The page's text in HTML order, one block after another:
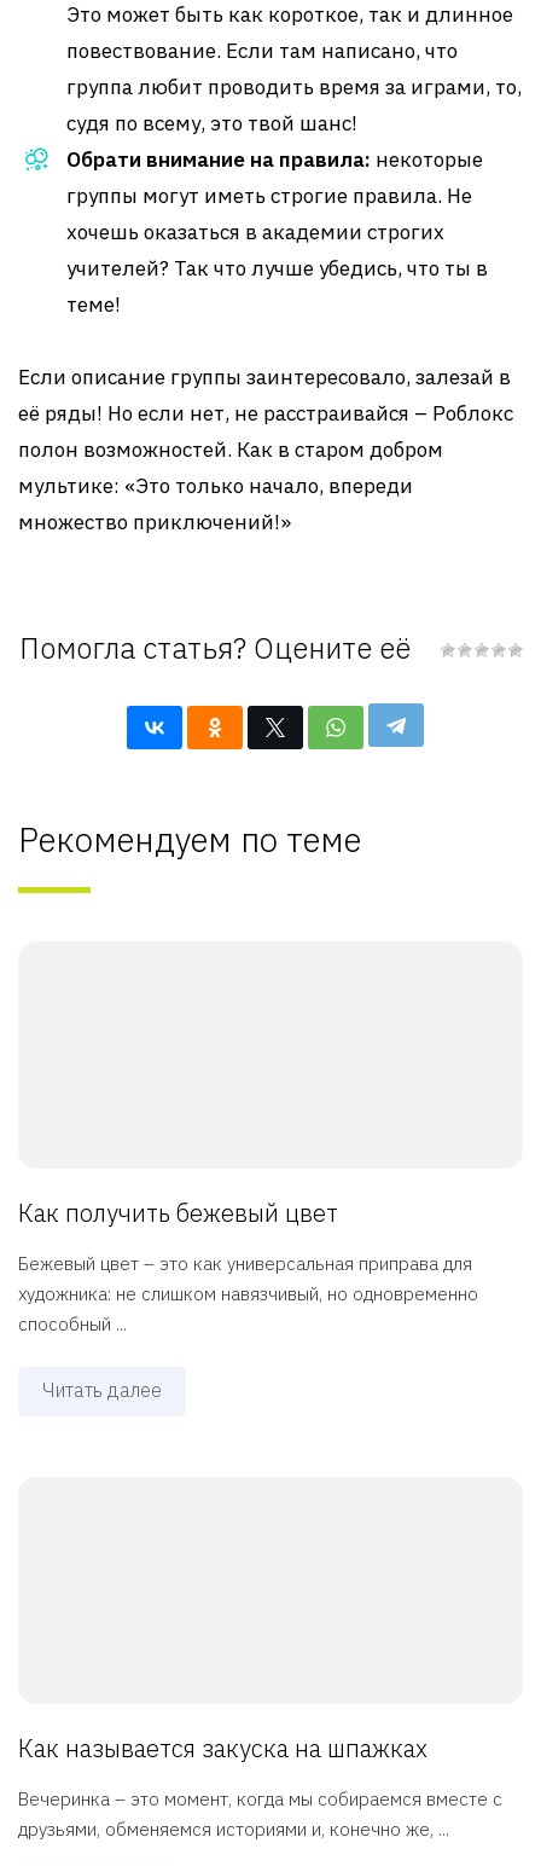
Это может быть как короткое, так и длинное
повествование. Если там написано, что
группа любит проводить время за играми, то,
судя по всему, это твой шанс!
Обрати внимание на правила: некоторые
группы могут иметь строгие правила. Не
хочешь оказаться в академии строгих
учителей? Так что лучше убедись, что ты в
теме!
Если описание группы заинтересовало, залезай в
её ряды! Но если нет, не расстраивайся – Роблокс
полон возможностей. Как в старом добром
мультике: «Это только начало, впереди
множество приключений!»
Помогла статья? Оцените её
Рекомендуем по теме
Как получить бежевый цвет
Бежевый цвет – это как универсальная приправа для
художника: не слишком навязчивый, но одновременно
способный ...
Читать далее
Как называется закуска на шпажках
Вечеринка – это момент, когда мы собираемся вместе с
друзьями, обменяемся историями и, конечно же, ...